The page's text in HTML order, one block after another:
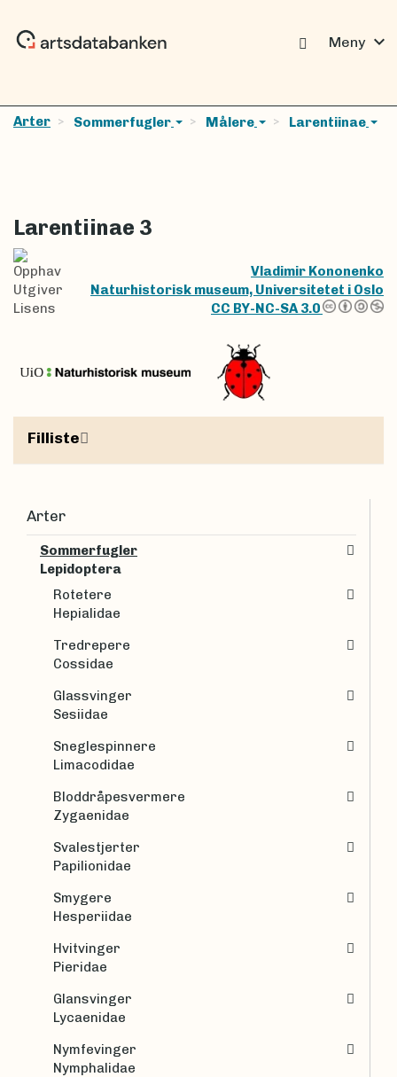
Meny expand_more
Arter Sommerfugler Målere Larentiinae
Larentiinae 3
Opphav
Vladimir Kononenko
Utgiver
Naturhistorisk museum, Universitetet i Oslo
Lisens
CC BY-NC-SA 3.0
Filliste
Arter
Sommerfugler
Lepidoptera
Rotetere
Hepialidae
Tredrepere
Cossidae
Glassvinger
Sesiidae
Sneglespinnere
Limacodidae
Bloddråpesvermere
Zygaenidae
Svalestjerter
Papilionidae
Smygere
Hesperiidae
Hvitvinger
Pieridae
Glansvinger
Lycaenidae
Nymfevinger
Nymphalidae